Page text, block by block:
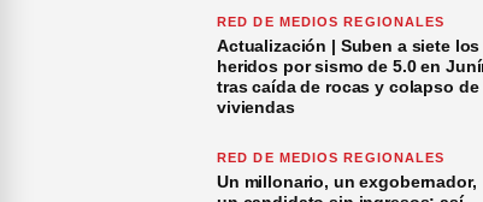
RED DE MEDIOS REGIONALES
Actualización | Suben a siete los
heridos por sismo de 5.0 en
tras caída de rocas y colapso de
viviendas
RED DE MEDIOS REGIONALES
Un millonario, un exgobernador,